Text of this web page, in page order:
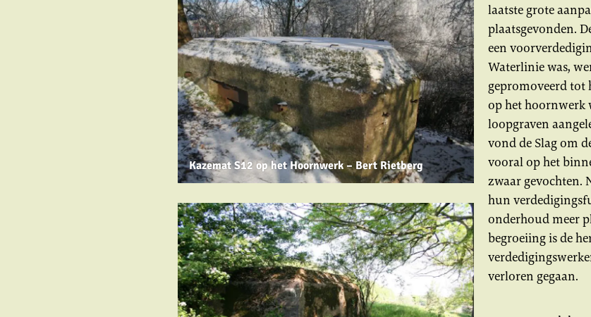
Kazemat S12 op het Hoornwerk – Bert Rietberg
laatste grote
plaatsgevonden.
een
Waterlinie was,
gepromoveerd tot
op het hoornwerk
loopgraven
vond de Slag om
vooral op het
zwaar gevochten.
hun
onderhoud meer
begroeiing is de
verloren gegaan.